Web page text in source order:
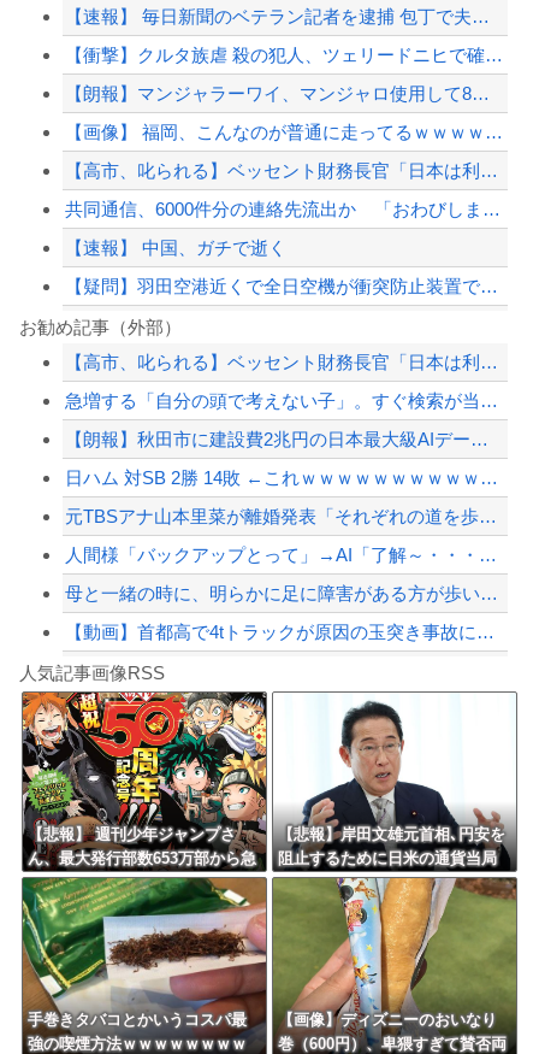
【速報】 毎日新聞のベテラン記者を逮捕 包丁で夫を脅した容疑
【衝撃】クルタ族虐 殺の犯人、ツェリードニヒで確定！クロロの演劇のせいで2人も無...
【朗報】マンジャラーワイ、マンジャロ使用して8週間たった結果
【画像】 福岡、こんなのが普通に走ってるｗｗｗｗｗｗｗｗｗｗｗｗｗｗｗｗ
【高市、叱られる】ベッセント財務長官「日本は利上げして政権は金融・財政政策をとっ...
共同通信、6000件分の連絡先流出か 「おわびします」とラフな軽い謝罪コメントを...
【速報】 中国、ガチで逝く
【疑問】羽田空港近くで全日空機が衝突防止装置で作動回避。これで「ニアミスではない...
【AI】Google、Geminiが大赤字、史上初のマイナスキャッシュフローに陥...
【衝撃】イオンモール爆発事故、『とんでもない事実』が判明してしまう・・・・・・
「ジャニーさんとつかこうへい氏は同じ」少年隊・錦織一清が明かすレジェンドの共通点...
【配信者】「金バエ」のSNS更新が1週間途絶え、様々な憶測が飛び交う。1週間ぶり...
【緊急速報】NYで警官が黒人男性の首を絞め、暴動第二波不可避へ
Powered by livedoor 相互RSS
お勧め記事（外部）
【高市、叱られる】ベッセント財務長官「日本は利上げして政権は金融・財政政策をとっ...
急増する「自分の頭で考えない子」。すぐ検索が当たり前に…スマホ時代の“親切すぎる...
【朗報】秋田市に建設費2兆円の日本最大級AIデータセンター建設へ UAEなどが投...
日ハム 対SB 2勝 14敗 ←これｗｗｗｗｗｗｗｗｗｗｗｗｗｗｗｗｗｗｗｗ
元TBSアナ山本里菜が離婚発表「それぞれの道を歩むこととなりました」
人間様「バックアップとって」→AI「了解～・・・あ、間違えた」→ガチで洒落になら...
母と一緒の時に、明らかに足に障害がある方が歩いていた。母「なんであんな歩き方なの...
【動画】首都高で4tトラックが原因の玉突き事故に巻き込まれた軽バンの車載。
8/4のニュース
更新中止のお知らせ
海外「おめでとうタキ！」リヴァプール南野がバースデーゴール！！
Powered by livedoor 相互RSS
人気記事画像RSS
【悲報】 週刊少年ジャンプさ
ん、最大発行部数653万部から急
降下でついに100万部を割ってし
まうｗｗｗｗｗｗｗ
【悲報】岸田文雄元首相､円安を
阻止するために日米の通貨当局
が実施した為替介入は｢一時しの
ぎに過ぎない｣との認識を示す
手巻きタバコとかいうコスパ最
強の喫煙方法ｗｗｗｗｗｗｗｗ
【画像】ディズニーのおいなり
巻（600円）、卑猥すぎて賛否両